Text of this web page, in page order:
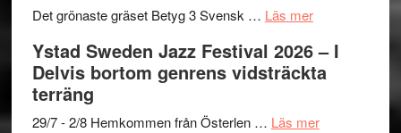
Frankenshtey
med
Fox
och
åretsFilmstadens
stipendium
Det grönaste gräset Betyg 3 Svensk … Läs merom
Det
grönaste
–
Ystad Sweden Jazz Festival 2026 – I
Delvis bortom genrens vidsträckta
terräng
29/7 - 2/8 Hemkommen från Österlen … Läs merom